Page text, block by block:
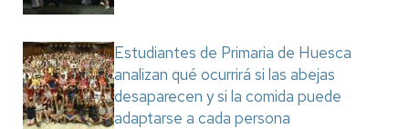
Estudiantes de Primaria de Huesca
analizan qué ocurrirá si las abejas
desaparecen y si la comida puede
adaptarse a cada persona